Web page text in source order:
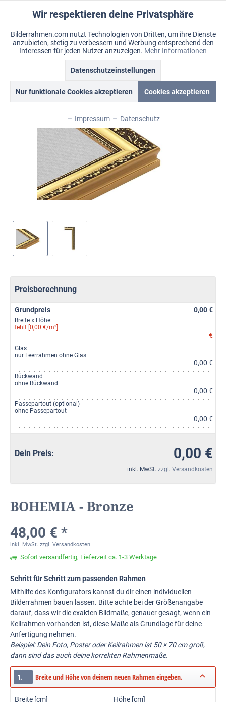
Warenkorb
Merkzettel Mein Konto
Menü
Bohemia
Preisberechnung
Grundpreis 0,00 €
Breite x Höhe:
fehlt [0,00 €/m²]
€
Glas
nur Leerrahmen ohne Glas
0,00 €
Rückwand
ohne Rückwand
0,00 €
Passepartout (optional)
ohne Passepartout
0,00 €
Dein Preis: 0,00 €
inkl. MwSt. zzgl. Versandkosten
BOHEMIA - Bronze
48,00 € *
inkl. MwSt. zzgl. Versandkosten
Sofort versandfertig, Lieferzeit ca. 1-3 Werktage
Schritt für Schritt zum passenden Rahmen
Mithilfe des Konfigurators kannst du dir einen individuellen
Bilderrahmen bauen lassen. Bitte achte bei der Größenangabe
darauf, dass wir die exakten Bildmaße, genauer gesagt, wenn ein
Keilrahmen vorhanden ist, diese Maße als Grundlage für deine
Anfertigung nehmen.
Beispiel: Dein Foto, Poster oder Keilrahmen ist 50 × 70 cm groß,
dann sind das auch deine korrekten Rahmenmaße.
1. Breite und Höhe von deinem neuen Rahmen eingeben.
Breite [cm] Höhe [cm]
Funktionale Aktiv
Marketing Inaktiv
Inaktiv
Wir respektieren deine Privatsphäre
Bilderrahmen.com nutzt Technologien von Dritten, um ihre Dienste
anzubieten, stetig zu verbessern und Werbung entsprechend den
Interessen für jeden Nutzer anzuzeigen. Mehr Informationen
Datenschutzeinstellungen
Nur funktionale Cookies akzeptieren Cookies akzeptieren
Impressum Datenschutz